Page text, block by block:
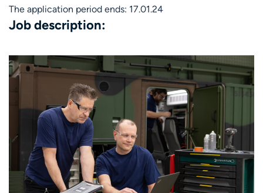
The application period ends: 17.01.24
Job description: